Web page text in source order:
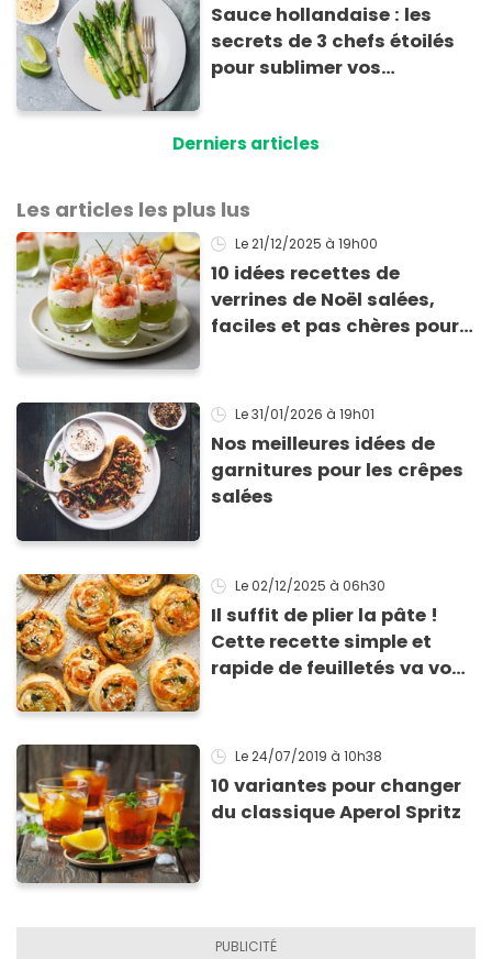
Sauce hollandaise : les
secrets de 3 chefs étoilés
pour sublimer vos
Derniers articles
Les articles les plus lus
Le 21/12/2025 à 19h00
10 idées recettes de
verrines de Noël salées,
faciles et pas chères pour
Le 31/01/2026 à 19h01
Nos meilleures idées de
garnitures pour les crêpes
salées
Le 02/12/2025 à 06h30
Il suffit de plier la pâte !
Cette recette simple et
rapide de feuilletés va vous
Le 24/07/2019 à 10h38
10 variantes pour changer
du classique Aperol Spritz